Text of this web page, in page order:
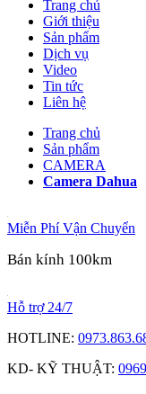
Trang chủ
Giới thiệu
Sản phẩm
Dịch vụ
Video
Tin tức
Liên hệ
Trang chủ
Sản phẩm
CAMERA
Camera Dahua
Miễn Phí Vận Chuyển
Bán kính 100km
Hỗ trợ 24/7
HOTLINE:
KD- KỸ THUẬT: